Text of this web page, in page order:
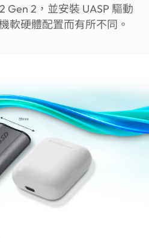
Gen 2，並安裝 UASP 驅動
軟硬體配置而有所不同。